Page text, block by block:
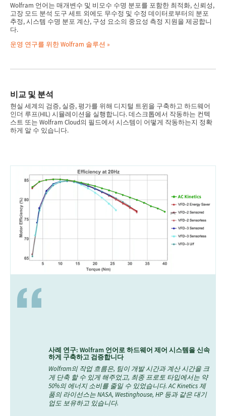
Wolfram 언어는 매개변수 및 비모수 수명 분포를 포함한 최적화, 신뢰성,
고장 모드 분석 도구 세트 외에도 무수정 및 수정 데이터로부터의 분포
추정, 시스템 수명 분포 계산, 구성 요소의 중요성 측정 지원을 제공합니
다.
운영 연구를 위한 Wolfram 솔루션
비교 및 분석
현실 세계의 검증, 실증, 평가를 위해 디지털 트윈을 구축하고 하드웨어
인더 루프(HIL) 시뮬레이션을 실행합니다. 데스크톱에서 작동하는 컨텍
스트 또는 Wolfram Cloud의 필드에서 시스템이 어떻게 작동하는지 정확
하게 알 수 있습니다.
사례 연구: Wolfram 언어로 하드웨어 제어 시스템을 신속
하게 구축하고 검증합니다
Wolfram의 작업 흐름은, 팀이 개발 시간과 계산 시간을 크
게 단축 할 수 있게 해주었고, 최종 프로토 타입에서는 약
50%의 에너지 소비를 줄일 수 있었습니다. AC Kinetics 제
품의 라이선스는 NASA, Westinghouse, HP 등과 같은 대기
업도 보유하고 있습니다.